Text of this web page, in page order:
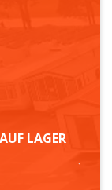
LAGER